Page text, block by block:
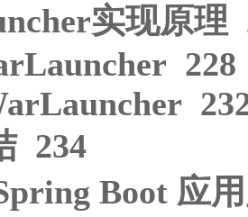
实现原理
228
234
Boot 应用